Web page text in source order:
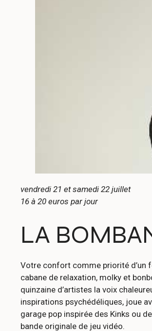
vendredi 21 et samedi 22 juillet
16 à 20 euros par jour
LA
Votre confort comme priorité d’un
cabane de relaxation, molky et
quinzaine d’artistes la voix
inspirations psychédéliques, joue
garage pop inspirée des Kinks ou
bande originale de jeu vidéo.